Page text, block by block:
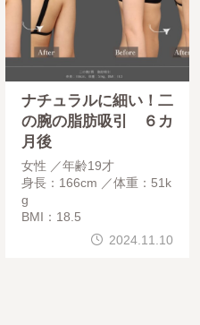
ナチュラルに細い！二
の腕の脂肪吸引 ６カ
月後
女性
年齢19才
身長：166cm
体重：51k
g
BMI：18.5
2024.11.10